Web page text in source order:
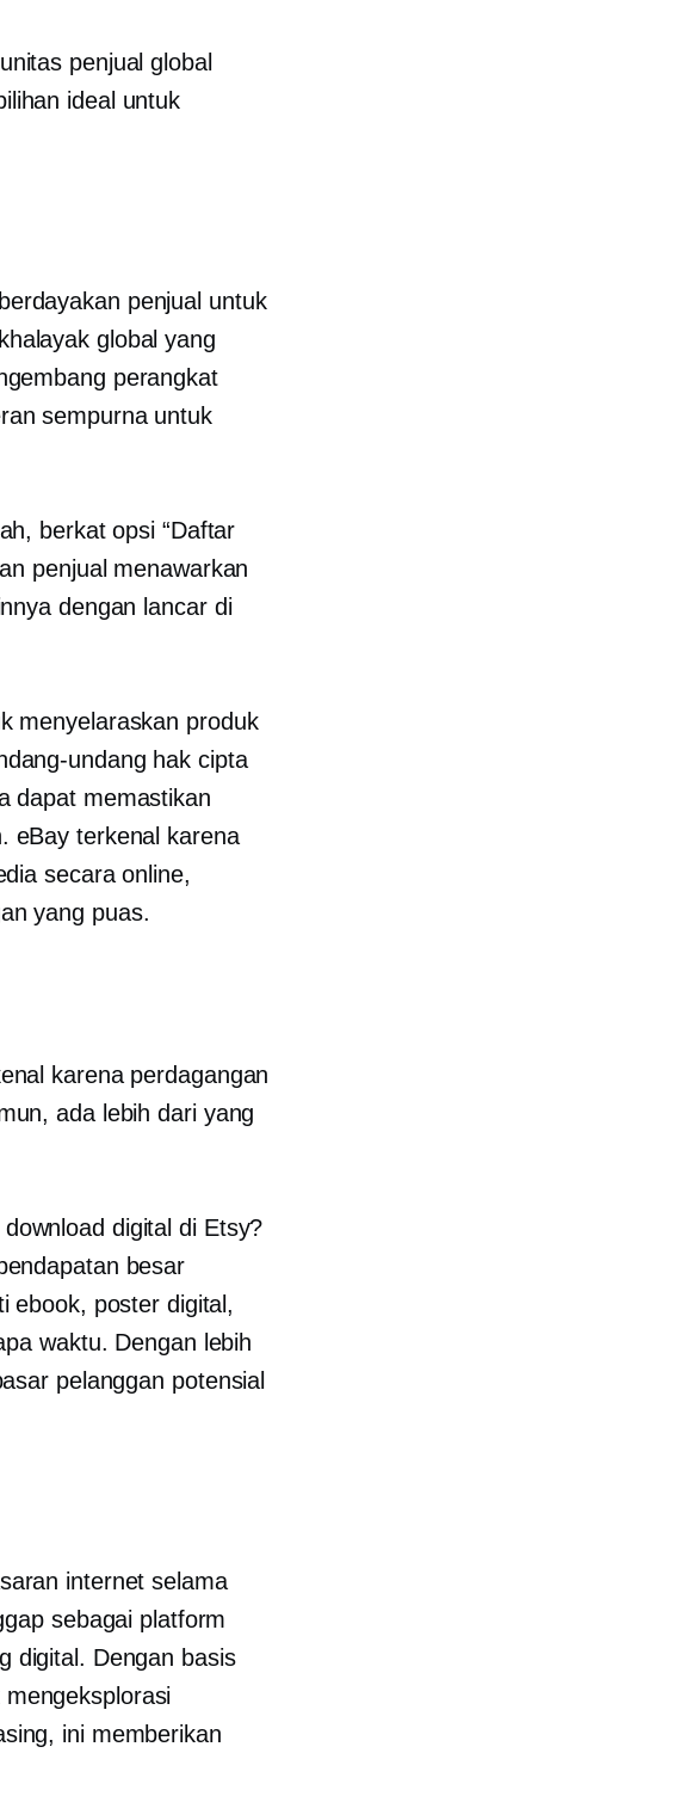
penjual global
ideal untuk
penjual untuk
global yang
perangkat
sempurna untuk
berkat opsi “Daftar
penjual menawarkan
dengan lancar di
menyelaraskan produk
undang hak cipta
dapat memastikan
eBay terkenal karena
secara online,
yang puas.
karena perdagangan
ada lebih dari yang
digital di Etsy?
besar
ebook, poster digital,
waktu. Dengan lebih
pelanggan potensial
internet selama
sebagai platform
digital. Dengan basis
ini memberikan